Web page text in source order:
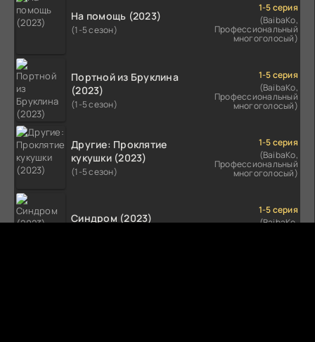
На помощь (2023)
(1-5 сезон)
1-5 серия
(BaibaKo,
Профессиональный
многоголосый)
Портной из Бруклина
(2023)
(1-5 сезон)
1-5 серия
(BaibaKo,
Профессиональный
многоголосый)
Другие: Проклятие
кукушки (2023)
(1-5 сезон)
1-5 серия
(BaibaKo,
Профессиональный
многоголосый)
Синдром (2023)
1-5 серия
(BaibaKo,